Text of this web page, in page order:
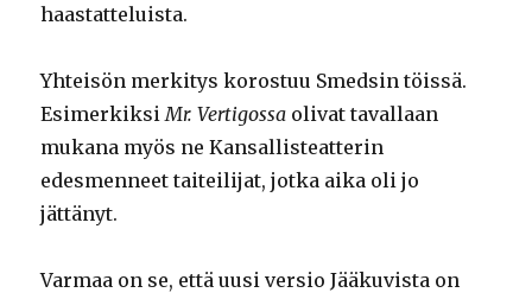
haastatteluista.
Yhteisön merkitys korostuu Smedsin töissä.
Esimerkiksi Mr. Vertigossa olivat tavallaan
mukana myös ne Kansallisteatterin
edesmenneet taiteilijat, jotka aika oli jo
jättänyt.
Varmaa on se, että uusi versio Jääkuvista on